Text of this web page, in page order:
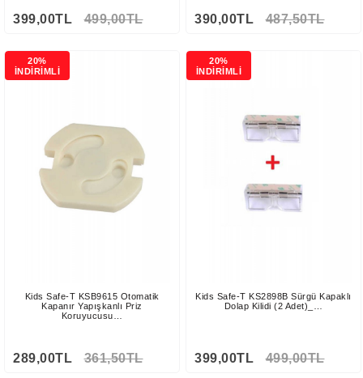
399,00TL 499,00TL 390,00TL 487,50TL
20%
İNDİRİMLİ
Kids Safe-T KSB9615 Otomatik
Kapanır Yapışkanlı Priz
Koruyucusu…
289,00TL 361,50TL
20%
İNDİRİMLİ
Kids Safe-T KS2898B Sürgü Kapaklı
Dolap Kilidi (2 Adet)_…
399,00TL 499,00TL